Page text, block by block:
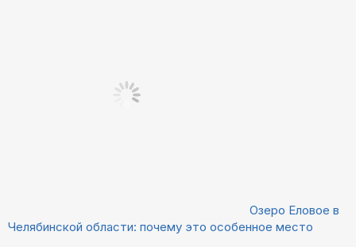
Озеро Еловое в
Челябинской области: почему это особенное место